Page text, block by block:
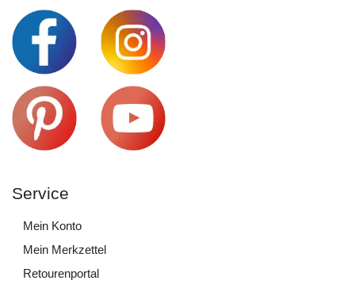
Service
Mein Konto
Mein Merkzettel
Retourenportal